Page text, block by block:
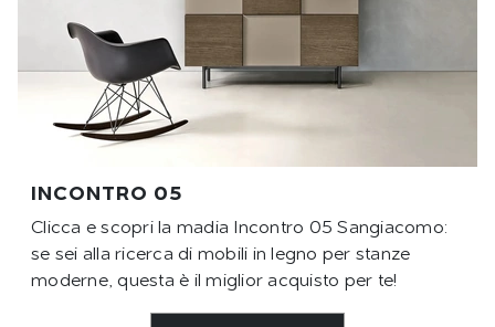
INCONTRO 05
Clicca e scopri la madia Incontro 05 Sangiacomo:
se sei alla ricerca di mobili in legno per stanze
moderne, questa è il miglior acquisto per te!